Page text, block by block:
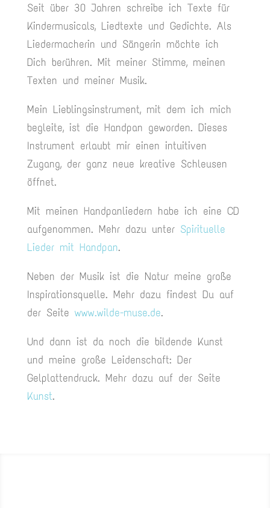
Seit über 30 Jahren schreibe ich Texte für
Kindermusicals, Liedtexte und Gedichte. Als
Liedermacherin und Sängerin möchte ich
Dich berühren. Mit meiner Stimme, meinen
Texten und meiner Musik.
Mein Lieblingsinstrument, mit dem ich mich
begleite, ist die Handpan geworden. Dieses
Instrument erlaubt mir einen intuitiven
Zugang, der ganz neue kreative Schleusen
öffnet.
Mit meinen Handpanliedern habe ich eine CD
aufgenommen. Mehr dazu unter Spirituelle
Lieder mit Handpan.
Neben der Musik ist die Natur meine große
Inspirationsquelle. Mehr dazu findest Du auf
der Seite www.wilde-muse.de.
Und dann ist da noch die bildende Kunst
und meine große Leidenschaft: Der
Gelplattendruck. Mehr dazu auf der Seite
Kunst.